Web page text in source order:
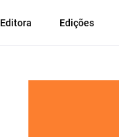
Editora Edições